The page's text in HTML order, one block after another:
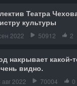
Театра
культуры
2022 50912 2
накрывает какой-
видно.
авг 2022 70004 0